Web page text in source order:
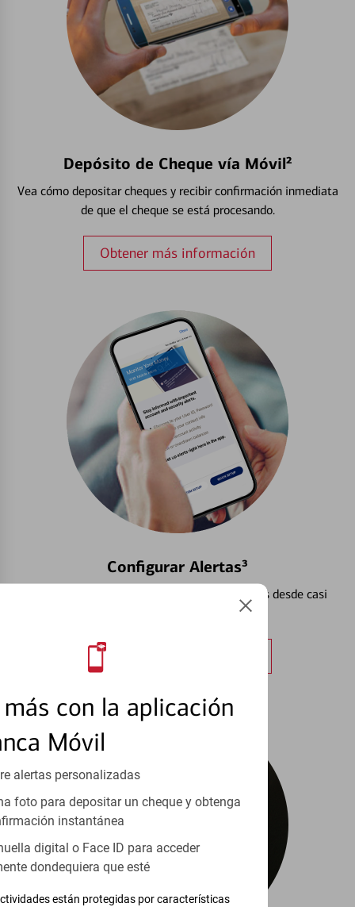
con la aplicación
Móvil
alertas personalizadas
foto para depositar un cheque y obtenga
instantánea
digital o Face ID para acceder
dondequiera que esté
están protegidas por características
Depósito de Cheque vía Móvil²
Vea cómo depositar cheques y recibir confirmación inmediata
de que el cheque se está procesando.
Obtener más información
Configurar Alertas³
Vea cómo mantener el control de sus finanzas desde casi
Obtener más información